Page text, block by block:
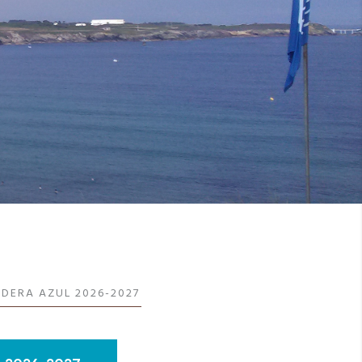
AZUL 2026-2027